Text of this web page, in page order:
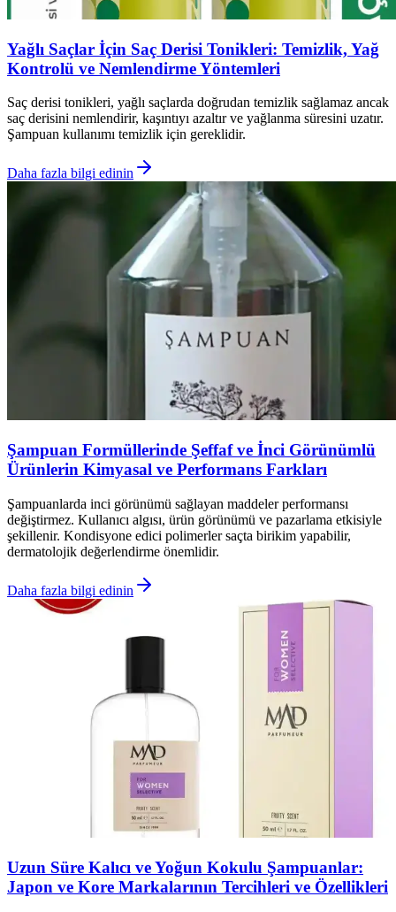
Yağlı Saçlar İçin Saç Derisi Tonikleri: Temizlik, Yağ
Kontrolü ve Nemlendirme Yöntemleri
Saç derisi tonikleri, yağlı saçlarda doğrudan temizlik sağlamaz ancak
saç derisini nemlendirir, kaşıntıyı azaltır ve yağlanma süresini uzatır.
Şampuan kullanımı temizlik için gereklidir.
Daha fazla bilgi edinin
Şampuan Formüllerinde Şeffaf ve İnci Görünümlü
Ürünlerin Kimyasal ve Performans Farkları
Şampuanlarda inci görünümü sağlayan maddeler performansı
değiştirmez. Kullanıcı algısı, ürün görünümü ve pazarlama etkisiyle
şekillenir. Kondisyone edici polimerler saçta birikim yapabilir,
dermatolojik değerlendirme önemlidir.
Daha fazla bilgi edinin
Uzun Süre Kalıcı ve Yoğun Kokulu Şampuanlar:
Japon ve Kore Markalarının Tercihleri ve Özellikleri